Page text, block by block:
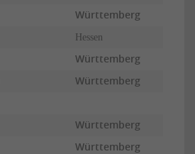
Württemberg
Hessen
Württemberg
Württemberg
Württemberg
Württemberg